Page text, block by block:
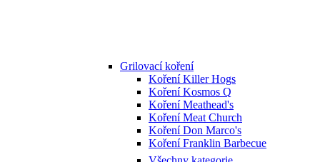
Grilovací koření
Koření Killer Hogs
Koření Kosmos Q
Koření Meathead's
Koření Meat Church
Koření Don Marco's
Koření Franklin Barbecue